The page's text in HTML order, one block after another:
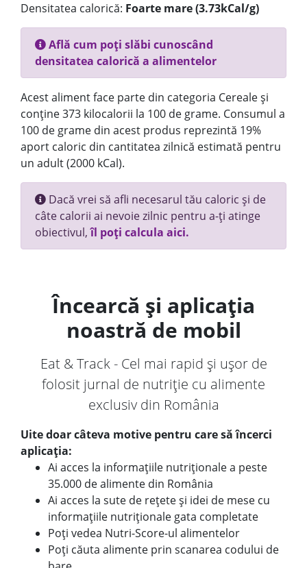
Densitatea calorică: Foarte mare (3.73kCal/g)
Află cum poți slăbi cunoscând
densitatea calorică a alimentelor
Acest aliment face parte din categoria Cereale și
conține 373 kilocalorii la 100 de grame. Consumul a
100 de grame din acest produs reprezintă 19%
aport caloric din cantitatea zilnică estimată pentru
un adult (2000 kCal).
Dacă vrei să afli necesarul tău caloric și de
câte calorii ai nevoie zilnic pentru a-ți atinge
obiectivul,îl poți calcula aici.
Încearcă și aplicația
noastră de mobil
Eat & Track - Cel mai rapid și ușor de
folosit jurnal de nutriție cu alimente
exclusiv din România
Uite doar câteva motive pentru care să încerci
aplicația:
Ai acces la informațiile nutriționale a peste
35.000 de alimente din România
Ai acces la sute de rețete și idei de mese cu
informațiile nutriționale gata completate
Poți vedea Nutri-Score-ul alimentelor
Poți căuta alimente prin scanarea codului de